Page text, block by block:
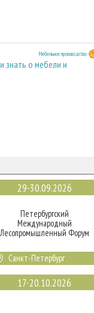
Мебельное производство
знать о мебели и
29-30.09.2026
Петербургский
Международный
Лесопромышленный Форум
Санкт-Петербург
17-20.10.2026